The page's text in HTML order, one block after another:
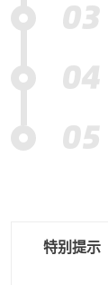
特别提示